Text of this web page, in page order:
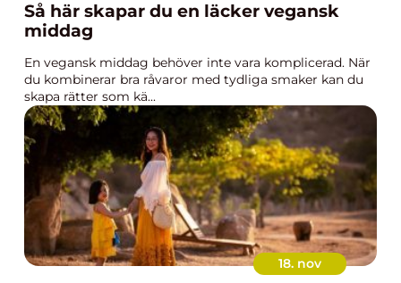
Så här skapar du en läcker vegansk
middag
En vegansk middag behöver inte vara komplicerad. När
du kombinerar bra råvaror med tydliga smaker kan du
skapa rätter som kä...
18. nov